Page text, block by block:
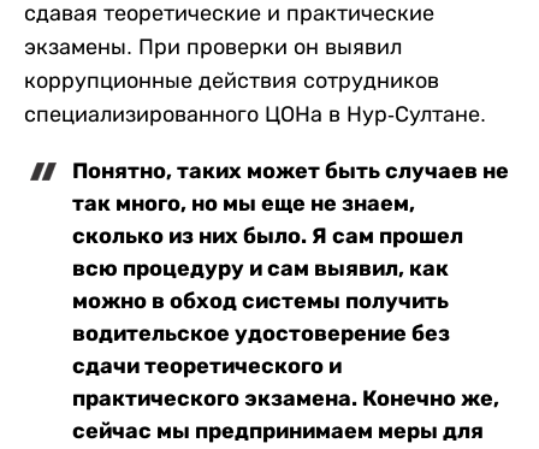
сдавая теоретические и практические
экзамены. При проверки он выявил
коррупционные действия сотрудников
специализированного ЦОНа в Нур-Султане.
Понятно, таких может быть случаев не
так много, но мы еще не знаем,
сколько из них было. Я сам прошел
всю процедуру и сам выявил, как
можно в обход системы получить
водительское удостоверение без
сдачи теоретического и
практического экзамена. Конечно же,
сейчас мы предпринимаем меры для